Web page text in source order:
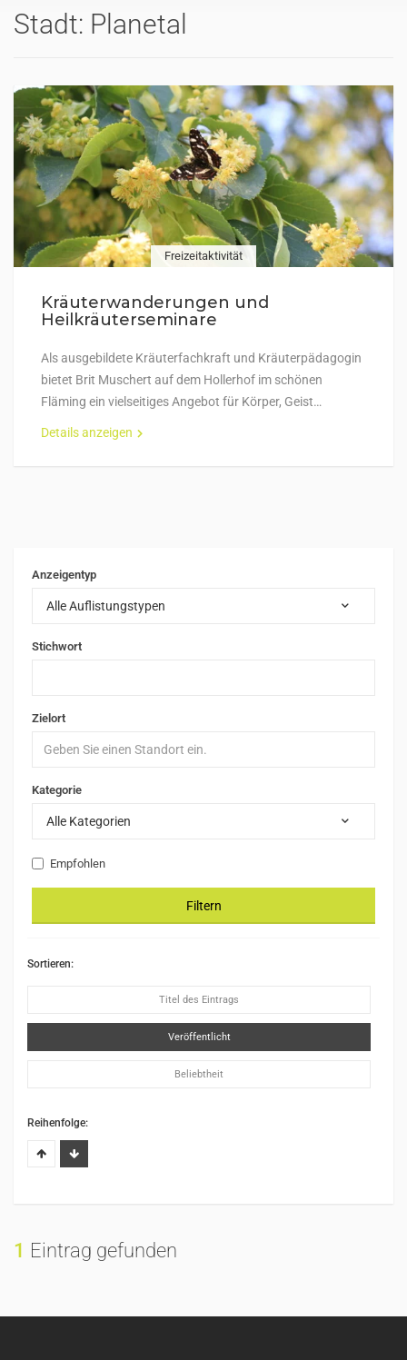
Stadt: Planetal
Freizeitaktivität
Kräuterwanderungen und
Heilkräuterseminare
Als ausgebildete Kräuterfachkraft und Kräuterpädagogin
bietet Brit Muschert auf dem Hollerhof im schönen
Fläming ein vielseitiges Angebot für Körper, Geist…
Details anzeigen
Anzeigentyp
Alle Auflistungstypen
Stichwort
Zielort
Kategorie
Alle Kategorien
Empfohlen
Filtern
Sortieren:
Titel des Eintrags
Veröffentlicht
Beliebtheit
Reihenfolge:
1 Eintrag gefunden